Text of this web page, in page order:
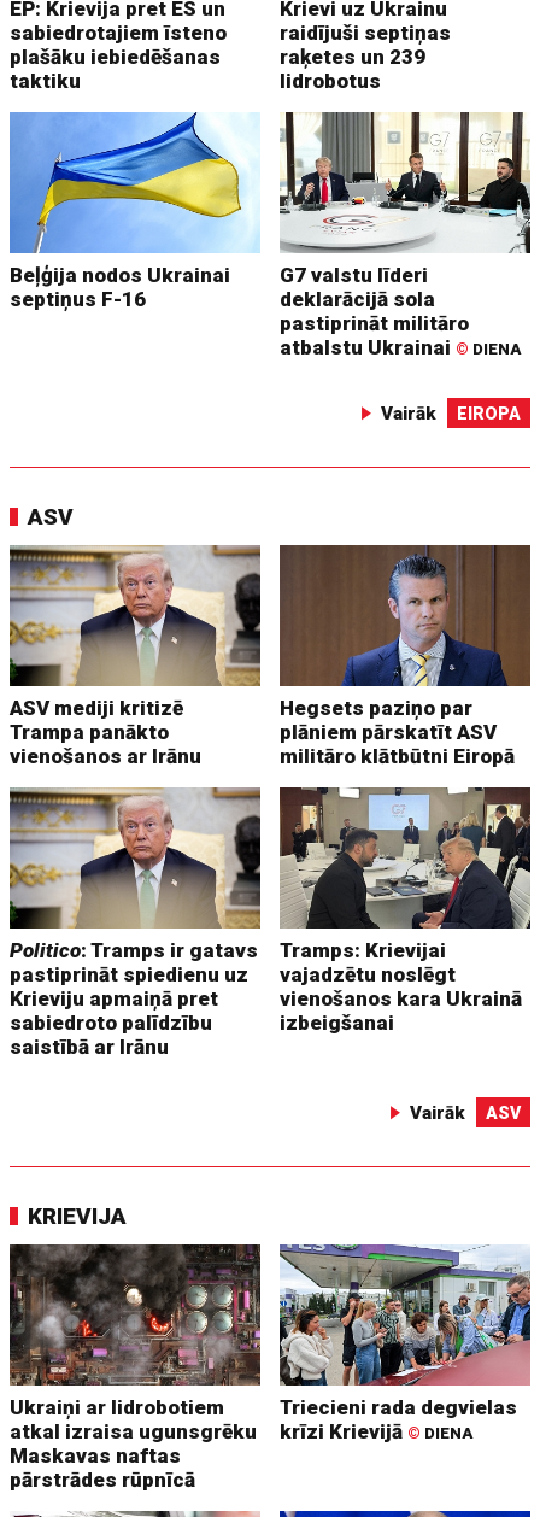
EP: Krievija pret ES un
sabiedrotajiem īsteno
plašāku iebiedēšanas
taktiku
Krievi uz Ukrainu
raidījuši septiņas
raķetes un 239
lidrobotus
Beļģija nodos Ukrainai
septiņus F-16
G7 valstu līderi
deklarācijā sola
pastiprināt militāro
atbalstu Ukrainai © DIENA
Vairāk EIROPA
ASV
ASV mediji kritizē
Trampa panākto
vienošanos ar Irānu
Hegsets paziņo par
plāniem pārskatīt ASV
militāro klātbūtni Eiropā
Politico: Tramps ir gatavs
pastiprināt spiedienu uz
Krieviju apmaiņā pret
sabiedroto palīdzību
saistībā ar Irānu
Tramps: Krievijai
vajadzētu noslēgt
vienošanos kara Ukrainā
izbeigšanai
Vairāk ASV
KRIEVIJA
Ukraiņi ar lidrobotiem
atkal izraisa ugunsgrēku
Maskavas naftas
pārstrādes rūpnīcā
Triecieni rada degvielas
krīzi Krievijā © DIENA